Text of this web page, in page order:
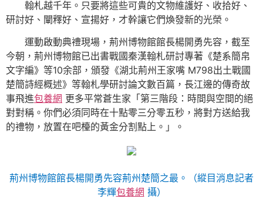
翰札越千年。只要將這些可貴的文物維護好、收拾好、
研討好、闡釋好、宣揚好，才幹讓它們煥發新的光榮。
運動啟動典禮現場，荊州博物館館長楊開勇先容，截至
今朝，荊州博物館已出書戰國秦漢翰札研討專著《楚系簡帛
文字編》等10余部，頒發《湖北荊州王家嘴 M798出土戰國
楚簡詩經概述》等翰札學研討論文數百篇，長江邊的傳奇故
事飛進包養網 更多平常蒼生家「第三階段：時間與空間的絕
對對稱。你們必須同時在十點零三分零五秒，將對方送給我
的禮物，放置在吧檯的黃金分割點上。」。
荊州博物館館長楊開勇先容荊州楚簡之最。（縱目消息記者
李輝包養網 攝）